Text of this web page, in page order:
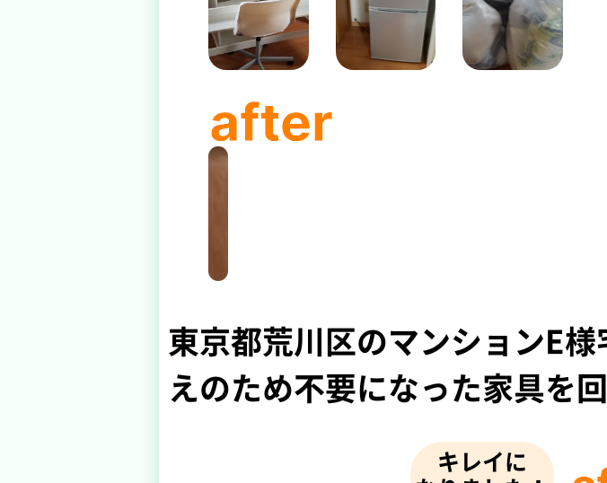
東京都荒川区のマンションE
えのため不要になった家具を
キレイに